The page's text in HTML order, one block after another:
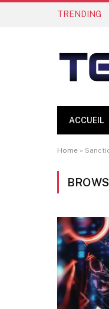
TRENDING
ACCUEIL
Home »